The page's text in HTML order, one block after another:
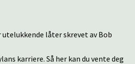
låter skrevet av Bob
karriere. Så her kan du vente deg